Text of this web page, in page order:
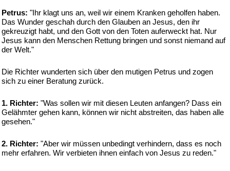
Petrus: "Ihr klagt uns an, weil wir einem Kranken geholfen haben.
Das Wunder geschah durch den Glauben an Jesus, den ihr
gekreuzigt habt, und den Gott von den Toten auferweckt hat. Nur
Jesus kann den Menschen Rettung bringen und sonst niemand auf
der Welt."
Die Richter wunderten sich über den mutigen Petrus und zogen
sich zu einer Beratung zurück.
1. Richter: "Was sollen wir mit diesen Leuten anfangen? Dass ein
Gelähmter gehen kann, können wir nicht abstreiten, das haben alle
gesehen."
2. Richter: "Aber wir müssen unbedingt verhindern, dass es noch
mehr erfahren. Wir verbieten ihnen einfach von Jesus zu reden."